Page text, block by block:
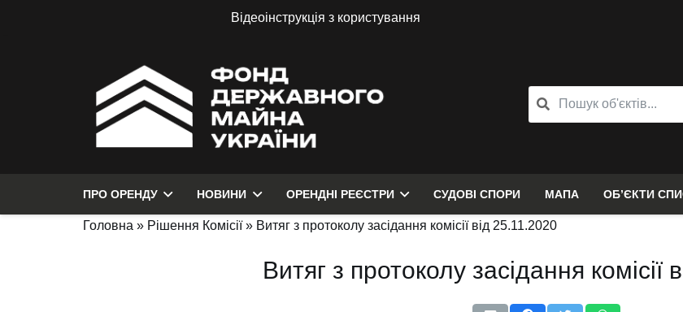
Відеоінструкція з користування
ПРО ОРЕНДУ НОВИНИ ОРЕНДНІ РЕЄСТРИ СУДОВІ СПОРИ МАПА ОБ’ЄКТИ
Головна » Рішення Комісії» Витяг з протоколу засідання комісії від 25.11.2020
Витяг з протоколу засідання комісії